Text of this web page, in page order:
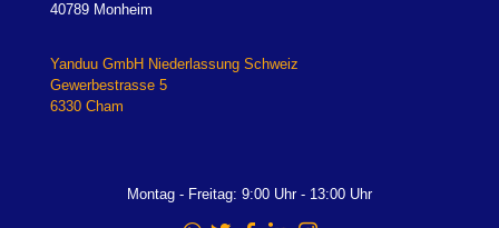
40789 Monheim
Yanduu GmbH Niederlassung Schweiz
Gewerbestrasse 5
6330 Cham
Montag - Freitag: 9:00 Uhr - 13:00 Uhr